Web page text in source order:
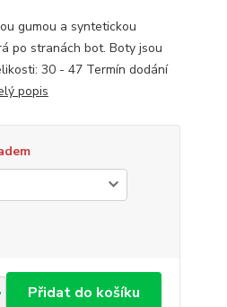
gumou a syntetickou
po stranách bot. Boty jsou
30 - 47 Termín dodání
popis
Přidat do košíku